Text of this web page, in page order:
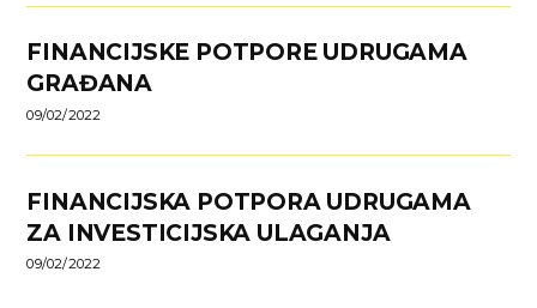
FINANCIJSKE POTPORE UDRUGAMA
GRAĐANA
09/02/2022
FINANCIJSKA POTPORA UDRUGAMA
ZA INVESTICIJSKA ULAGANJA
09/02/2022